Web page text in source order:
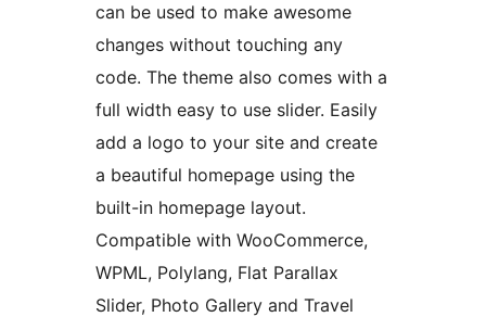
can be used to make awesome
changes without touching any
code. The theme also comes with a
full width easy to use slider. Easily
add a logo to your site and create
a beautiful homepage using the
built-in homepage layout.
Compatible with WooCommerce,
WPML, Polylang, Flat Parallax
Slider, Photo Gallery and Travel